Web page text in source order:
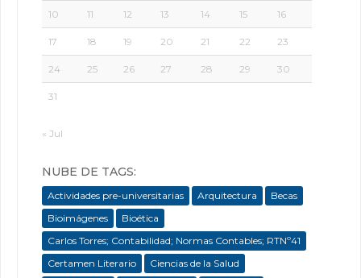
10 11 12 13 14 15 16
17 18 19 20 21 22 23
24 25 26 27 28 29 30
31
« Jul
NUBE DE TAGS:
Actividades pre-universitarias Arquitectura
Becas
Bioimágenes
Bioética
Carlos Torres; Contabilidad; Normas Contables; RTNº41
Certamen Literario
Ciencias de la Salud